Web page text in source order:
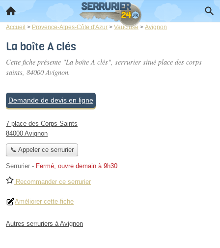
Accueil > Provence-Alpes-Côte d'Azur > Vaucluse > Avignon
La boîte A clés
Cette fiche présente "La boîte A clés", serrurier situé place des corps
saints, 84000 Avignon.
Demande de devis en ligne
7 place des Corps Saints
84000 Avignon
📞 Appeler ce serrurier
Serrurier - Fermé, ouvre demain à 9h30
Recommander ce serrurier
Améliorer cette fiche
Autres serruriers à Avignon